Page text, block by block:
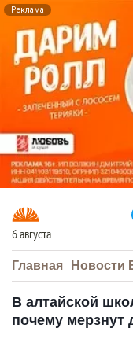
Реклама
6 августа
Главная Новости
В алтайской
почему мерзнут